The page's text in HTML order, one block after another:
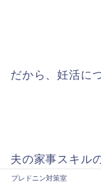
だから、妊活に
夫の家事スキル
がいっぱいいっ
プレドニン対策室